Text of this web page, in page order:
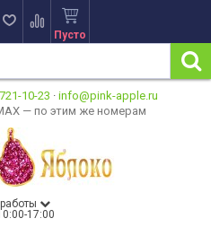
Пусто
10-23 · info@pink-apple.ru
— по этим же номерам
17:00